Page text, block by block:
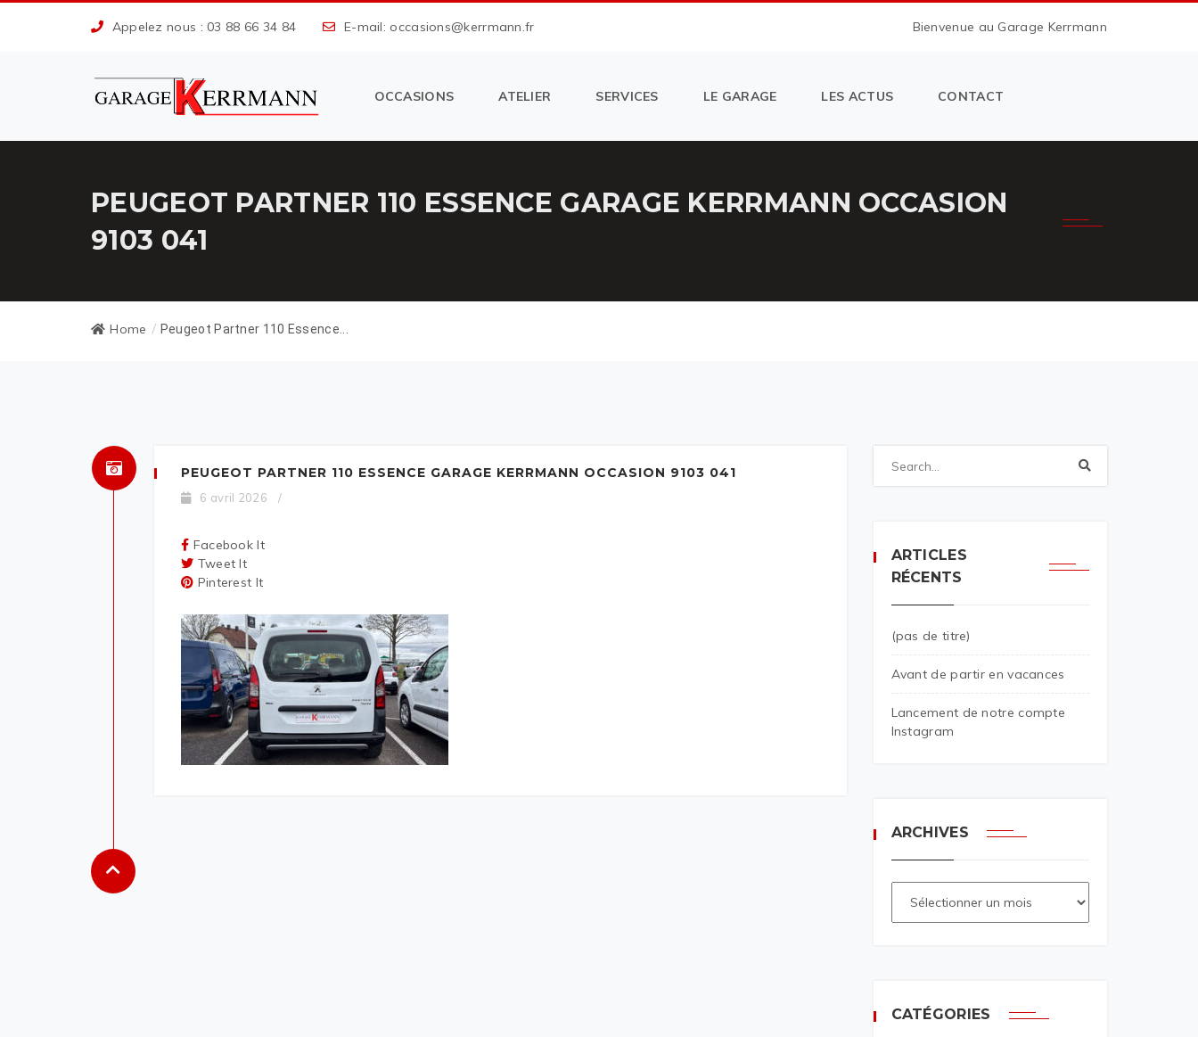
Appelez nous : 03 88 66 34 84 E-mail: occasions@kerrmann.fr Bienvenue au Garage Kerrmann
OCCASIONS ATELIER SERVICES LE GARAGE LES ACTUS CONTACT
PEUGEOT PARTNER 110 ESSENCE GARAGE KERRMANN OCCASION
9103 041
Home / Peugeot Partner 110 Essence...
PEUGEOT PARTNER 110 ESSENCE GARAGE KERRMANN OCCASION 9103 041
6 avril 2026 /
Facebook It
Tweet It
Pinterest It
ARTICLES
RÉCENTS
(pas de titre)
Avant de partir en vacances
Lancement de notre compte
Instagram
ARCHIVES
CATÉGORIES